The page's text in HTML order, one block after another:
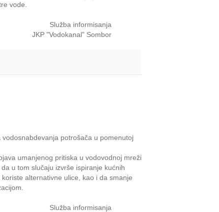
vode.
Služba informisanja
JKP "Vodokanal" Sombor
potrošača u pomenutoj
umanjenog pritiska u vodovodnoj mreži
u tom slučaju izvrše ispiranje kućnih
alternativne ulice, kao i da smanje
Služba informisanja